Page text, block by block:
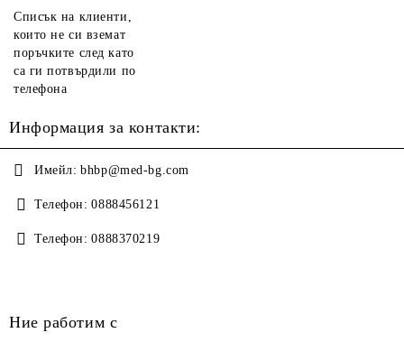
Списък на клиенти,
които не си вземат
поръчките след като
са ги потвърдили по
телефона
Информация за контакти:
Имейл: bhbp@med-bg.com
Телефон: 0888456121
Телефон: 0888370219
Ние работим с